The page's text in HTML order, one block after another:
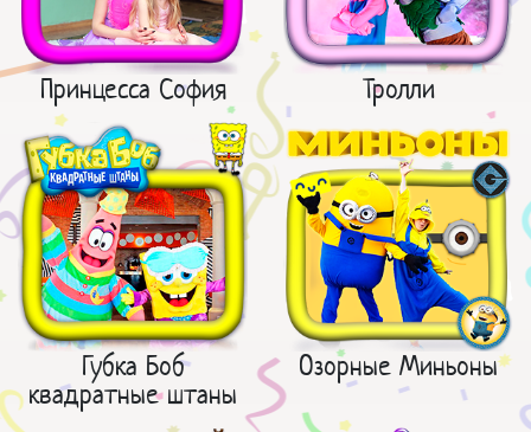
Принцесса София Тролли
Губка Боб
квадратные штаны
Озорные Миньоны